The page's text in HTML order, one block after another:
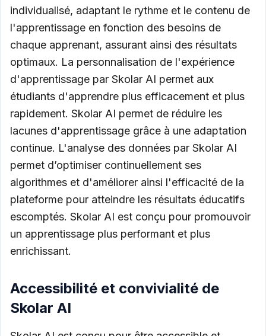
individualisé, adaptant le rythme et le contenu de
l'apprentissage en fonction des besoins de
chaque apprenant, assurant ainsi des résultats
optimaux. La personnalisation de l'expérience
d'apprentissage par Skolar AI permet aux
étudiants d'apprendre plus efficacement et plus
rapidement. Skolar AI permet de réduire les
lacunes d'apprentissage grâce à une adaptation
continue. L'analyse des données par Skolar AI
permet d’optimiser continuellement ses
algorithmes et d'améliorer ainsi l'efficacité de la
plateforme pour atteindre les résultats éducatifs
escomptés. Skolar AI est conçu pour promouvoir
un apprentissage plus performant et plus
enrichissant.
Accessibilité et convivialité de
Skolar AI